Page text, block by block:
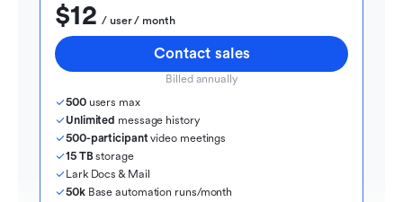
$12
  / user / month
Contact sales
Billed annually
500 users max
Unlimited message history
500-participant video meetings
15 TB storage
Lark Docs & Mail
50k Base automation runs/month